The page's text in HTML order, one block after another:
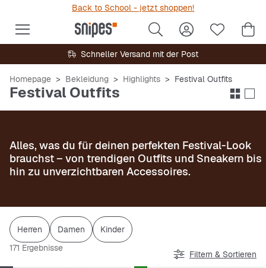
Back to School - jetzt shoppen!
Schneller Versand mit der Post
Homepage Bekleidung Highlights Festival Outfits
Festival Outfits
Alles, was du für deinen perfekten Festival-Look
brauchst – von trendigen Outfits und Sneakern bis
hin zu unverzichtbaren Accessoires.
Herren Damen
Kinder
171 Ergebnisse
Filtern & Sortieren